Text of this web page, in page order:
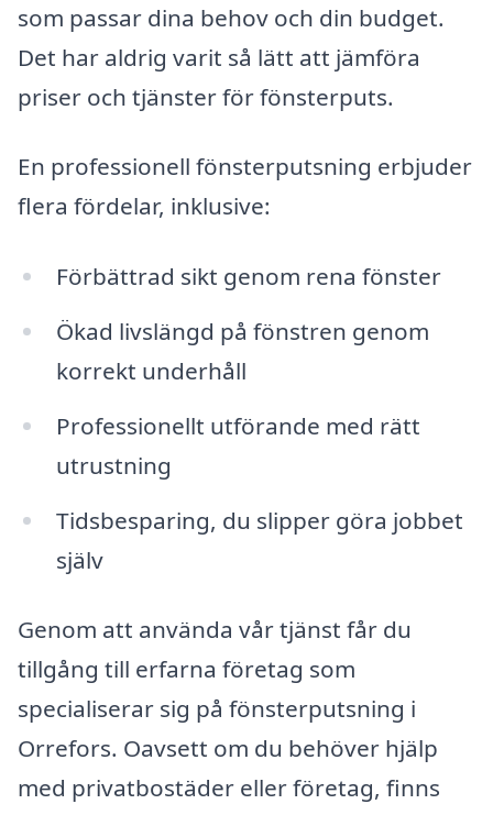
som passar dina behov och din budget.
Det har aldrig varit så lätt att jämföra
priser och tjänster för fönsterputs.
En professionell fönsterputsning erbjuder
flera fördelar, inklusive:
Förbättrad sikt genom rena fönster
Ökad livslängd på fönstren genom
korrekt underhåll
Professionellt utförande med rätt
utrustning
Tidsbesparing, du slipper göra jobbet
själv
Genom att använda vår tjänst får du
tillgång till erfarna företag som
specialiserar sig på fönsterputsning i
Orrefors. Oavsett om du behöver hjälp
med privatbostäder eller företag, finns